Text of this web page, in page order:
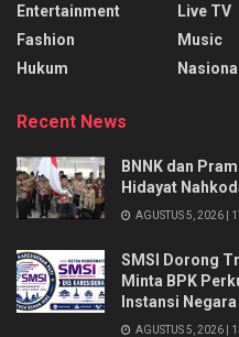
Entertainment
Fashion
Hukum
Live TV
Music
Recent News
BNNK dan
Hidayat
AGUSTUS 5, 2026 |
SMSI Dorong
Minta BPK
Instansi Negara
AGUSTUS 5, 2026 |